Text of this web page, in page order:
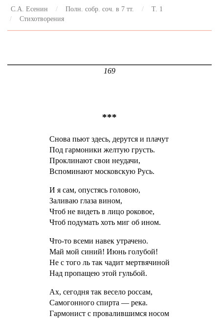
С.А. Есенин Полн. собр. соч. в 7 тт.
Т. 1
Стихотворения
169
***
Снова пьют здесь, дерутся и плачут
Под гармоники желтую грусть.
Проклинают свои неудачи,
Вспоминают московскую Русь.
И я сам, опустясь головою,
Заливаю глаза вином,
Чтоб не видеть в лицо роковое,
Чтоб подумать хоть миг об ином.
Что-то всеми навек утрачено.
Май мой синий! Июнь голубой!
Не с того ль так чадит мертвячиной
Над пропащею этой гульбой.
Ах, сегодня так весело россам,
Самогонного спирта — река.
Гармонист с провалившимся носом